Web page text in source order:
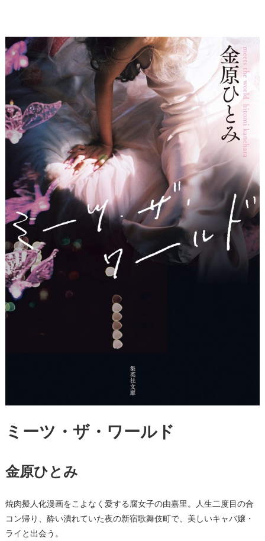
ミーツ・ザ・ワールド
金原ひとみ
焼肉擬人化漫画をこよなく愛する腐女子の由嘉里。人生二度目の合
コン帰り、酔い潰れていた夜の新宿歌舞伎町で、美しいキャバ嬢・
ライと出会う。